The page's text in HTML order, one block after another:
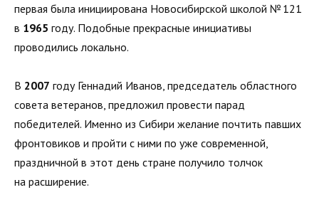
первая была инициирована Новосибирской школой № 121
в 1965 году. Подобные прекрасные инициативы
проводились локально.
В 2007 году Геннадий Иванов, председатель областного
совета ветеранов, предложил провести парад
победителей. Именно из Сибири желание почтить павших
фронтовиков и пройти с ними по уже современной,
праздничной в этот день стране получило толчок
на расширение.